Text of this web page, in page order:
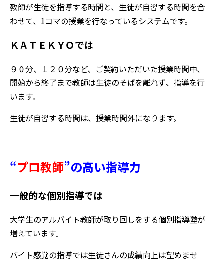
教師が生徒を指導する時間と、生徒が自習する時間を合
わせて、1コマの授業を行なっているシステムです。
ＫＡＴＥＫＹＯでは
９０分、１２０分など、ご契約いただいた授業時間中、
開始から終了まで教師は生徒のそばを離れず、指導を行
います。
生徒が自習する時間は、授業時間外になります。
“プロ教師”の高い指導力
一般的な個別指導では
大学生のアルバイト教師が取り回しをする個別指導塾が
増えています。
バイト感覚の指導では生徒さんの成績向上は望めませ